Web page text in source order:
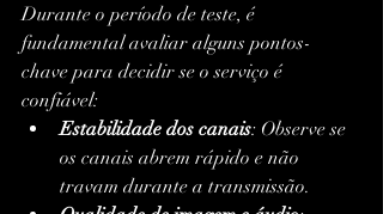
Durante o período de teste, é
fundamental avaliar alguns pontos-
chave para decidir se o serviço é
confiável:
Estabilidade dos canais: Observe se
os canais abrem rápido e não
travam durante a transmissão.